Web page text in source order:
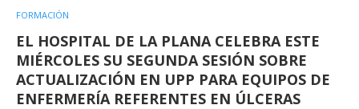
FORMACIÓN
EL HOSPITAL DE LA PLANA CELEBRA ESTE
MIÉRCOLES SU SEGUNDA SESIÓN SOBRE
ACTUALIZACIÓN EN UPP PARA EQUIPOS DE
ENFERMERÍA REFERENTES EN ÚLCERAS